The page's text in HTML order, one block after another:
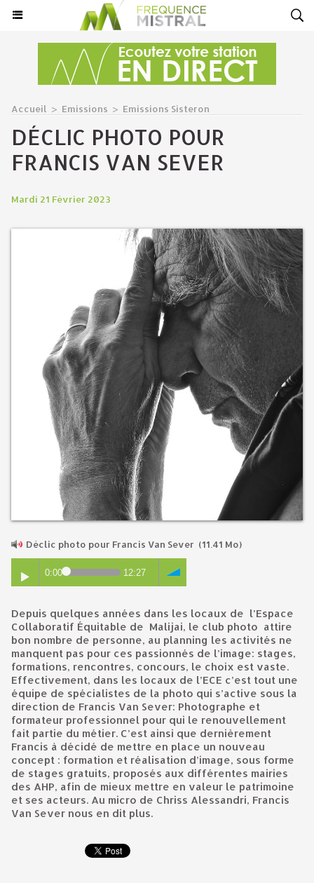
Accueil > Emissions > Emissions Sisteron
DÉCLIC PHOTO POUR
FRANCIS VAN SEVER
Mardi 21 Février 2023
Déclic photo pour Francis Van Sever (11.41 Mo)
0:00 12:27
Depuis quelques années dans les locaux de l’Espace
Collaboratif Équitable de Malijai, le club photo attire
bon nombre de personne, au planning les activités ne
manquent pas pour ces passionnés de l’image: stages,
formations, rencontres, concours, le choix est vaste.
Effectivement, dans les locaux de l’ECE c’est tout une
équipe de spécialistes de la photo qui s’active sous la
direction de Francis Van Sever: Photographe et
formateur professionnel pour qui le renouvellement
fait partie du métier. C’est ainsi que dernièrement
Francis à décidé de mettre en place un nouveau
concept : formation et réalisation d’image, sous forme
de stages gratuits, proposés aux différentes mairies
des AHP, afin de mieux mettre en valeur le patrimoine
et ses acteurs. Au micro de Chriss Alessandri, Francis
Van Sever nous en dit plus.